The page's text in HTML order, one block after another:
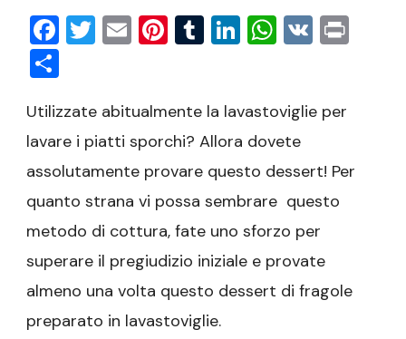
preparato
in
Facebook
Twitter
EmailPinterest
Tumblr
LinkedIn
VK
Utilizzate abitualmente la lavastoviglie per
lavare i piatti sporchi? Allora dovete
assolutamente provare questo dessert! Per
quanto strana vi possa sembrare questo
metodo di cottura, fate uno sforzo per
superare il pregiudizio iniziale e provate
almeno una volta questo dessert di fragole
preparato in lavastoviglie.